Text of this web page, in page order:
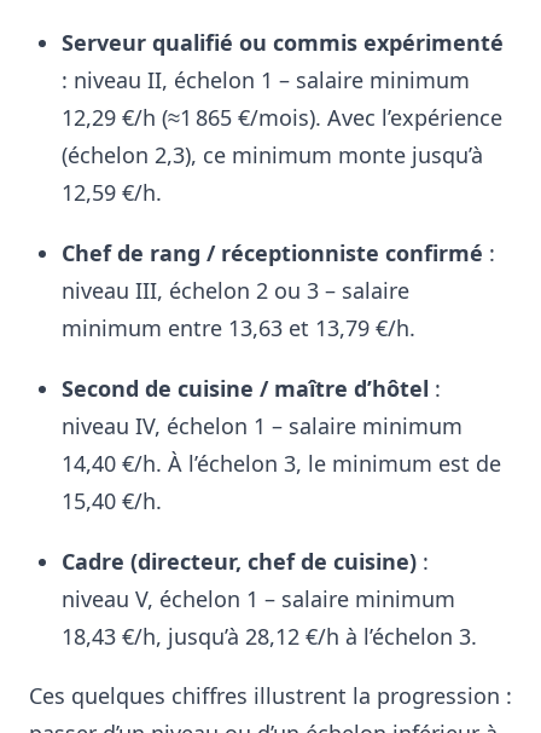
Serveur qualifié ou commis expérimenté
: niveau II, échelon 1 – salaire minimum
12,29 €/h (≈1 865 €/mois). Avec l’expérience
(échelon 2,3), ce minimum monte jusqu’à
12,59 €/h.
Chef de rang / réceptionniste confirmé :
niveau III, échelon 2 ou 3 – salaire
minimum entre 13,63 et 13,79 €/h.
Second de cuisine / maître d’hôtel :
niveau IV, échelon 1 – salaire minimum
14,40 €/h. À l’échelon 3, le minimum est de
15,40 €/h.
Cadre (directeur, chef de cuisine) :
niveau V, échelon 1 – salaire minimum
18,43 €/h, jusqu’à 28,12 €/h à l’échelon 3.
Ces quelques chiffres illustrent la progression :